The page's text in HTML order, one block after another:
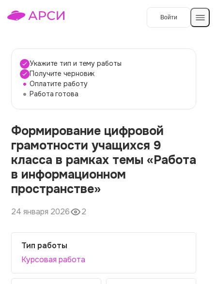
Войти
Темы работ
О сервисе
О компании
Наши гарантии
Порядок оплаты
Вопросы и ответы
Отзывы
Контакты
Укажите тип и тему работы
Получите черновик
Оплатите работу
Работа готова
Формирование цифровой
грамотности учащихся 9
класса в рамках темы «Работа
в информационном
пространстве»
24 января 2026 2
Тип работы
Курсовая работа